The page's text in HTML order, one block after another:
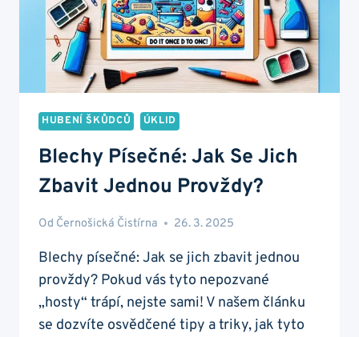
HUBENÍ ŠKŮDCŮ ÚKLID
Blechy Písečné: Jak Se Jich
Zbavit Jednou Provždy?
Od Černošická Čistírna 26. 3. 2025
Blechy písečné: Jak se jich zbavit jednou
provždy? Pokud vás tyto nepozvané
„hosty“ trápí, nejste sami! V našem článku
se dozvíte osvědčené tipy a triky, jak tyto